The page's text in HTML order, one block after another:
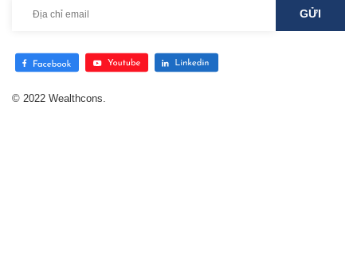
© 2022 Wealthcons.